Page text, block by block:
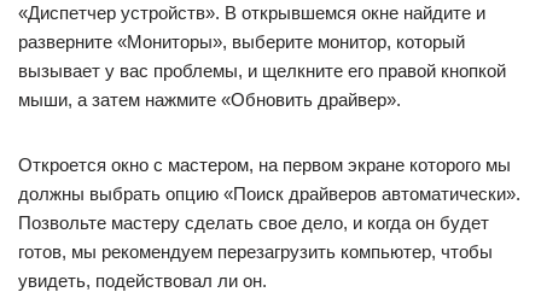
«Диспетчер устройств». В открывшемся окне найдите и
разверните «Мониторы», выберите монитор, который
вызывает у вас проблемы, и щелкните его правой кнопкой
мыши, а затем нажмите «Обновить драйвер».
Откроется окно с мастером, на первом экране которого мы
должны выбрать опцию «Поиск драйверов автоматически».
Позвольте мастеру сделать свое дело, и когда он будет
готов, мы рекомендуем перезагрузить компьютер, чтобы
увидеть, подействовал ли он.